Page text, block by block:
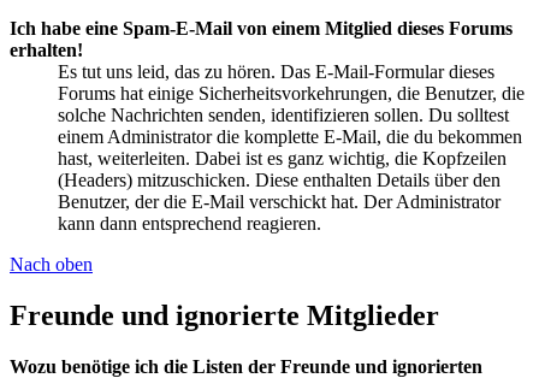
Ich habe eine Spam-E-Mail von einem Mitglied dieses Forums
erhalten!
Es tut uns leid, das zu hören. Das E-Mail-Formular dieses
Forums hat einige Sicherheitsvorkehrungen, die Benutzer, die
solche Nachrichten senden, identifizieren sollen. Du solltest
einem Administrator die komplette E-Mail, die du bekommen
hast, weiterleiten. Dabei ist es ganz wichtig, die Kopfzeilen
(Headers) mitzuschicken. Diese enthalten Details über den
Benutzer, der die E-Mail verschickt hat. Der Administrator
kann dann entsprechend reagieren.
Nach oben
Freunde und ignorierte Mitglieder
Wozu benötige ich die Listen der Freunde und ignorierten